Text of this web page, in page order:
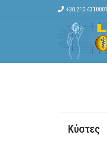
+30.210.4310001
Κύστες